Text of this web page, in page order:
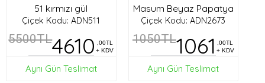
51 kırmızı gül
Çiçek Kodu: ADN511
5500TL4610
,00TL
+ KDV
Aynı Gün Teslimat
Masum Beyaz Papatya
Çiçek Kodu: ADN2673
1050TL1061
,00TL
+ KDV
Aynı Gün Teslimat